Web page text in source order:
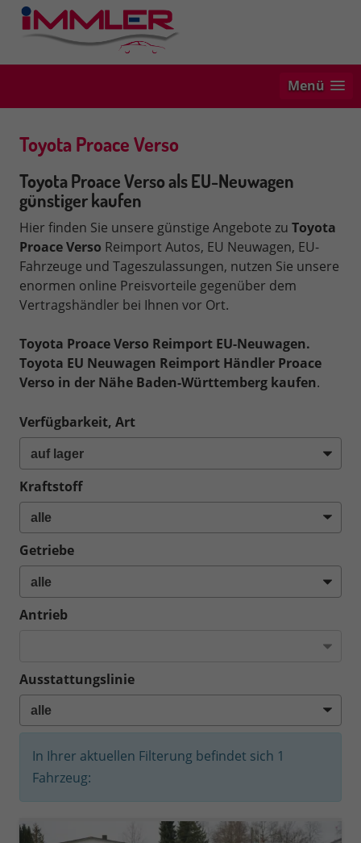
Menü
Toyota Proace Verso
Toyota Proace Verso als EU-Neuwagen
günstiger kaufen
Hier finden Sie unsere günstige Angebote zu Toyota
Proace Verso Reimport Autos, EU Neuwagen, EU-
Fahrzeuge und Tageszulassungen, nutzen Sie unsere
enormen online Preisvorteile gegenüber dem
Vertragshändler bei Ihnen vor Ort.
Toyota Proace Verso Reimport EU-Neuwagen.
Toyota EU Neuwagen Reimport Händler Proace
Verso in der Nähe Baden-Württemberg kaufen.
Verfügbarkeit, Art
Kraftstoff
Getriebe
Antrieb
Ausstattungslinie
In Ihrer aktuellen Filterung befindet sich 1
Fahrzeug: